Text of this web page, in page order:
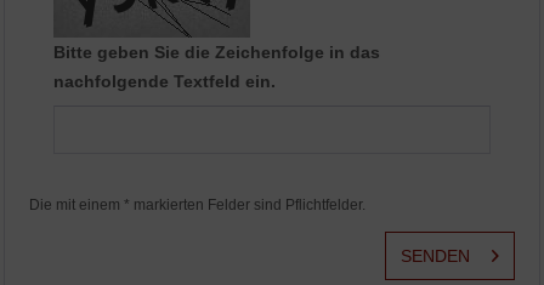
Bitte geben Sie die Zeichenfolge in das
nachfolgende Textfeld ein.
Die mit einem * markierten Felder sind Pflichtfelder.
SENDEN